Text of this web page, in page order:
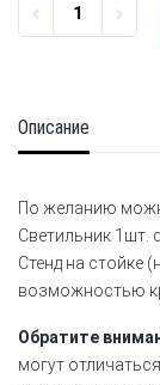
Описание
По желанию
Светильник 1шт.
Стенд на стойке
возможностью
Обратите
могут